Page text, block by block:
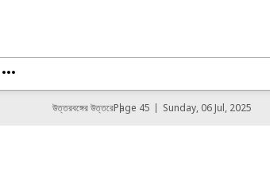
উত্তরবঙ্গের উত্তরেPage 45 Sunday, 06 Jul, 2025